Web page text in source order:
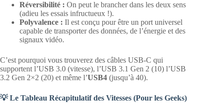
Réversibilité : On peut le brancher dans les deux sens
(adieu les essais infructueux !).
Polyvalence : Il est conçu pour être un port universel
capable de transporter des données, de l’énergie et des
signaux vidéo.
C’est pourquoi vous trouverez des câbles USB-C qui
supportent l’USB 3.0 (vitesse), l’USB 3.1 Gen 2 (10) l’USB
3.2 Gen 2×2 (20) et même l’USB4 (jusqu’à 40).
💡 Le Tableau Récapitulatif des Vitesses (Pour les Geeks)